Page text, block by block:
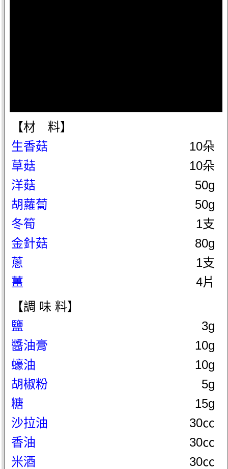
【材 料】
生香菇
10朵
草菇
10朵
洋菇
50g
胡蘿蔔
50g
冬筍
1支
金針菇
80g
蔥
1支
薑
4片
【調 味 料】
鹽
3g
醬油膏
10g
蠔油
10g
胡椒粉
5g
糖
15g
沙拉油
30㏄
香油
30㏄
米酒
30㏄